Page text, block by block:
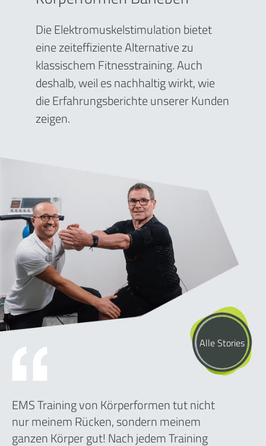
Die Elektromuskelstimulation bietet
eine zeiteffiziente Alternative zu
klassischem Fitnesstraining. Auch
deshalb, weil es nachhaltig wirkt, wie
die Erfahrungsberichte unserer Kunden
zeigen.
Alle Stories
EMS Training von Körperformen tut nicht
nur meinem Rücken, sondern meinem
ganzen Körper gut! Nach jedem Training